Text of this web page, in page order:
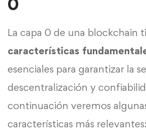
0
La capa 0 de una blockchain
características
esenciales para garantizar la
descentralización y
continuación veremos
características más relevantes: